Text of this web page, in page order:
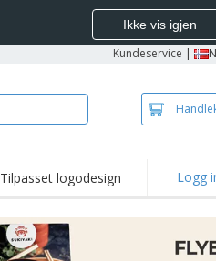
Ikke vis igjen
Kundeservice |
Tilpasset logodesign Logg